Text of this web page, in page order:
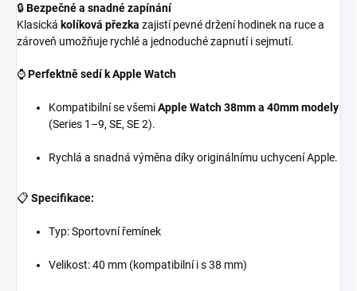
🔒Bezpečné a snadné zapínání
Klasická kolíková přezka zajistí pevné držení hodinek na ruce a
zároveň umožňuje rychlé a jednoduché zapnutí i sejmutí.
⌚️Perfektně sedí k Apple Watch
Kompatibilní se všemiApple Watch 38mm a 40mm modely
(Series 1–9, SE, SE 2).
Rychlá a snadná výměna díky originálnímu uchycení Apple.
📋 Specifikace:
Typ: Sportovní řemínek
Velikost: 40 mm (kompatibilní i s 38 mm)